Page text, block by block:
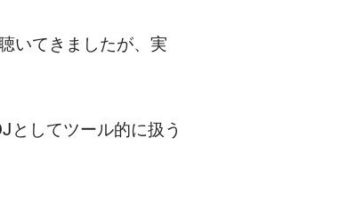
いてきましたが、実
としてツール的に扱う